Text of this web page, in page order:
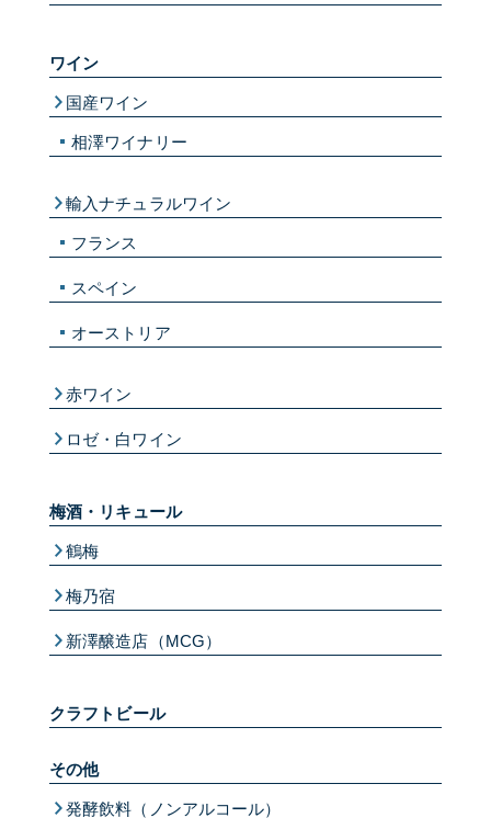
ワイン
国産ワイン
相澤ワイナリー
輸入ナチュラルワイン
フランス
スペイン
オーストリア
赤ワイン
ロゼ・白ワイン
梅酒・リキュール
鶴梅
梅乃宿
新澤醸造店（MCG）
クラフトビール
その他
発酵飲料（ノンアルコール）